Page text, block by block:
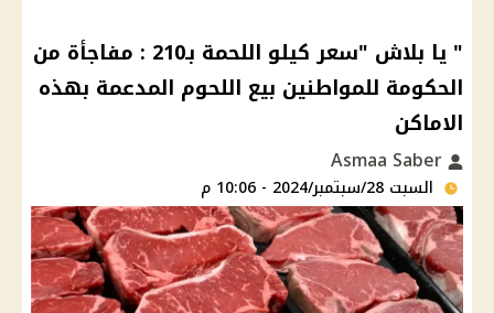
" يا بلاش "سعر كيلو اللحمة بـ210 : مفاجأة من
الحكومة للمواطنين بيع اللحوم المدعمة بهذه
الاماكن
السبت 28/سبتمبر/2024 - 10:06 م